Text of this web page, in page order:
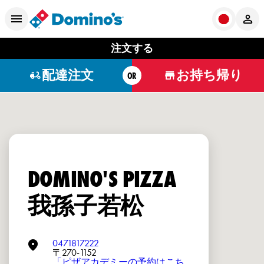
注文する
配達注文 OR お持ち帰り
DOMINO'S PIZZA
我孫子若松
0471817222
〒270-1152